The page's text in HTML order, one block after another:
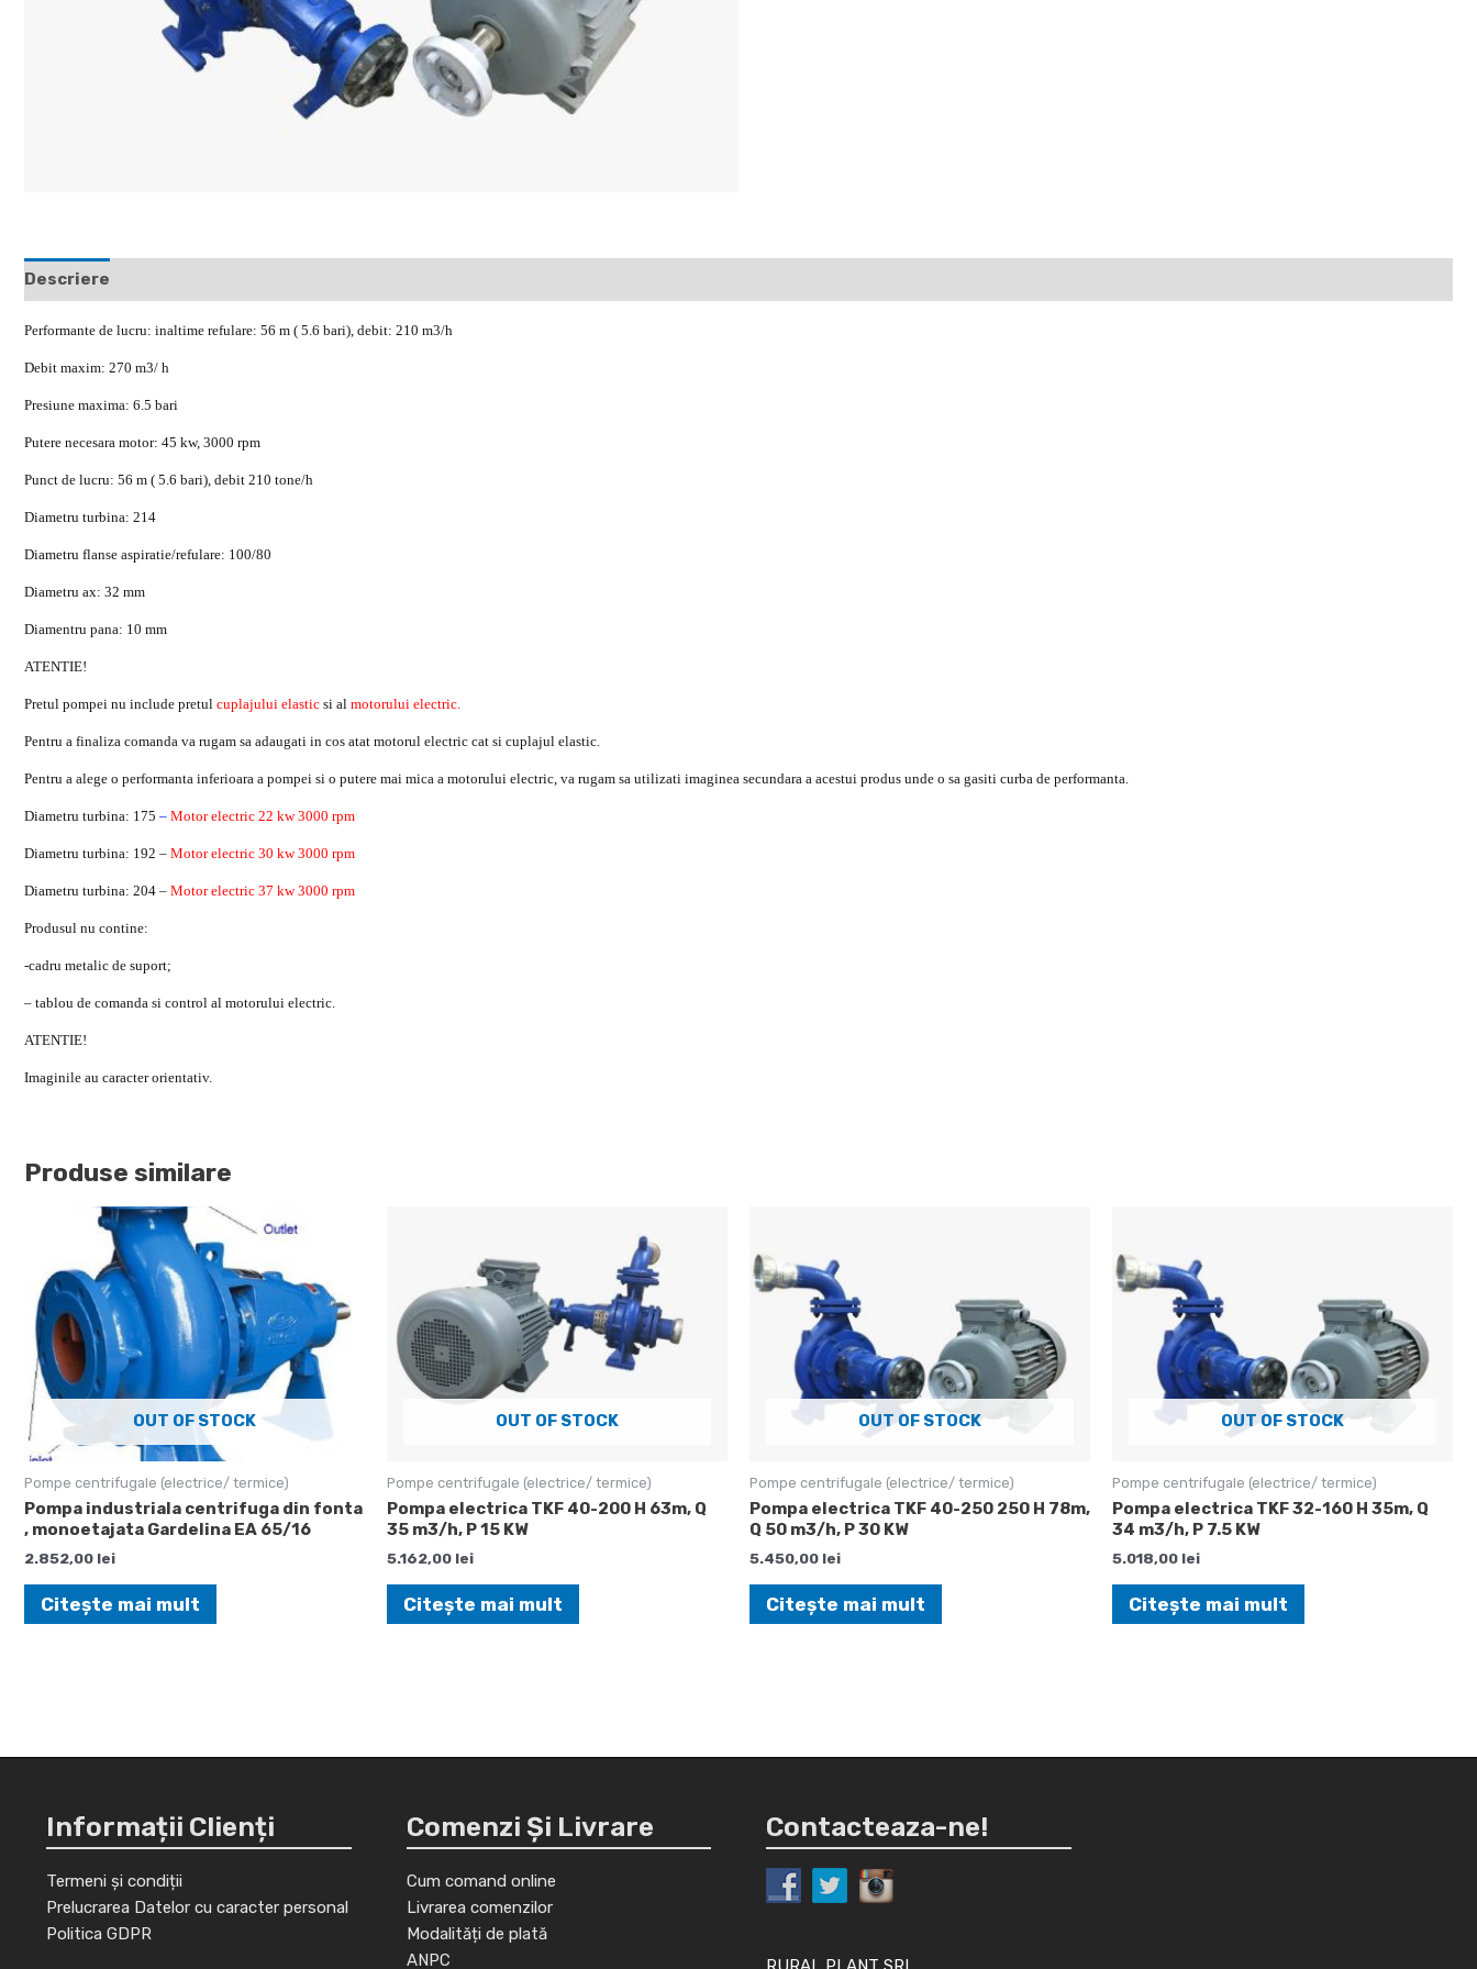
Descriere
Performante de lucru: inaltime refulare: 56 m ( 5.6 bari), debit: 210 m3/h
Debit maxim: 270 m3/ h
Presiune maxima: 6.5 bari
Putere necesara motor: 45 kw, 3000 rpm
Punct de lucru: 56 m ( 5.6 bari), debit 210 tone/h
Diametru turbina: 214
Diametru flanse aspiratie/refulare: 100/80
Diametru ax: 32 mm
Diamentru pana: 10 mm
ATENTIE!
Pretul pompei nu include pretul cuplajului elastic si al motorului electric.
Pentru a finaliza comanda va rugam sa adaugati in cos atat motorul electric cat si cuplajul elastic.
Pentru a alege o performanta inferioara a pompei si o putere mai mica a motorului electric, va rugam sa utilizati imaginea secundara a acestui produs unde o sa gasiti curba de performanta.
Diametru turbina: 175 – Motor electric 22 kw 3000 rpm
Diametru turbina: 192 – Motor electric 30 kw 3000 rpm
Diametru turbina: 204 – Motor electric 37 kw 3000 rpm
Produsul nu contine:
-cadru metalic de suport;
– tablou de comanda si control al motorului electric.
ATENTIE!
Imaginile au caracter orientativ.
Produse similare
OUT OF STOCK
Pompe centrifugale (electrice/ termice)
Pompa industriala centrifuga din fonta
, monoetajata Gardelina EA 65/16
2.852,00 lei
Citește mai mult
OUT OF STOCK
Pompe centrifugale (electrice/ termice)
Pompa electrica TKF 40-200 H 63m, Q
35 m3/h, P 15 KW
5.162,00 lei
Citește mai mult
OUT OF STOCK
Pompe centrifugale (electrice/ termice)
Pompa electrica TKF 40-250 250 H 78m,
Q 50 m3/h, P 30 KW
5.450,00 lei
Citește mai mult
OUT OF STOCK
Pompe centrifugale (electrice/ termice)
Pompa electrica TKF 32-160 H 35m, Q
34 m3/h, P 7.5 KW
5.018,00 lei
Citește mai mult
Informații Clienți
Termeni și condiții
Prelucrarea Datelor cu caracter personal
Politica GDPR
Comenzi Și Livrare
Cum comand online
Livrarea comenzilor
Modalități de plată
ANPC
Contacteaza-ne!